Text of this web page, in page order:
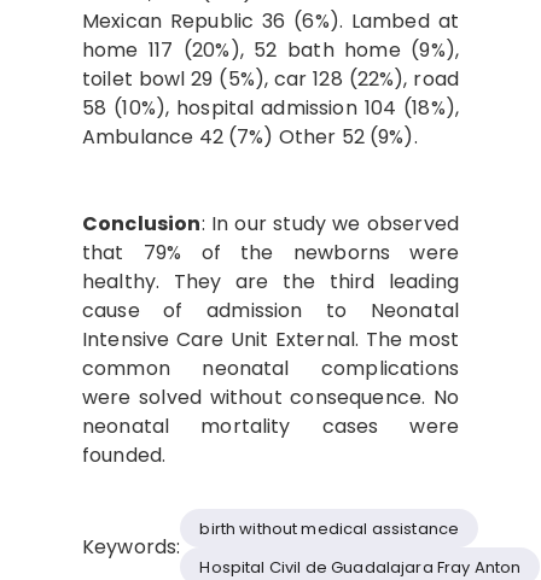
Mexican Republic 36 (6%). Lambed at
home 117 (20%), 52 bath home (9%),
toilet bowl 29 (5%), car 128 (22%), road
58 (10%), hospital admission 104 (18%),
Ambulance 42 (7%) Other 52 (9%).
Conclusion: In our study we observed
that 79% of the newborns were
healthy. They are the third leading
cause of admission to Neonatal
Intensive Care Unit External. The most
common neonatal complications
were solved without consequence. No
neonatal mortality cases were
founded.
Keywords:
birth without medical assistance
Hospital Civil de Guadalajara Fray Anton